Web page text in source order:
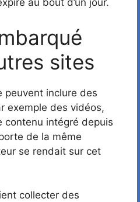
au bout d’un jour.
sites
peuvent inclure des
exemple des vidéos,
intégré depuis
de la même
se rendait sur cet
collecter des